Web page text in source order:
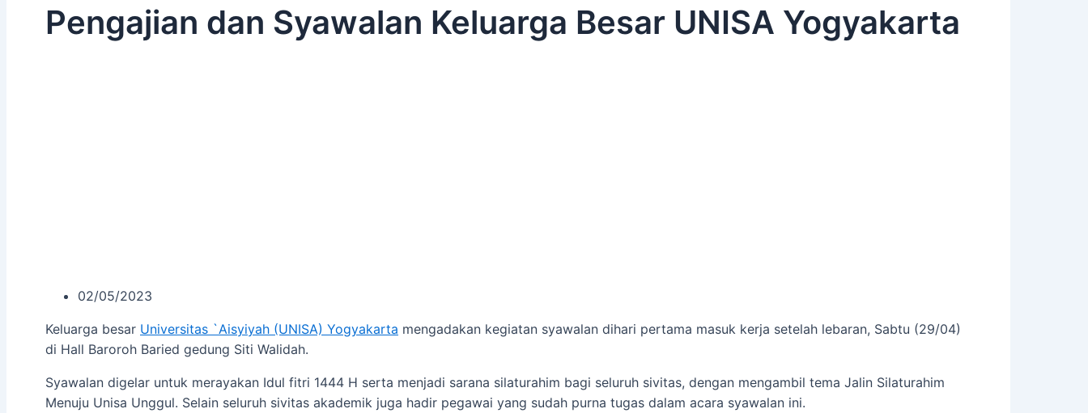
Pengajian dan Syawalan Keluarga Besar UNISA Yogyakarta
02/05/2023
Keluarga besar Universitas `Aisyiyah (UNISA) Yogyakarta mengadakan kegiatan syawalan dihari pertama masuk kerja setelah lebaran, Sabtu (29/04)
di Hall Baroroh Baried gedung Siti Walidah.
Syawalan digelar untuk merayakan Idul fitri 1444 H serta menjadi sarana silaturahim bagi seluruh sivitas, dengan mengambil tema Jalin Silaturahim
Menuju Unisa Unggul. Selain seluruh sivitas akademik juga hadir pegawai yang sudah purna tugas dalam acara syawalan ini.